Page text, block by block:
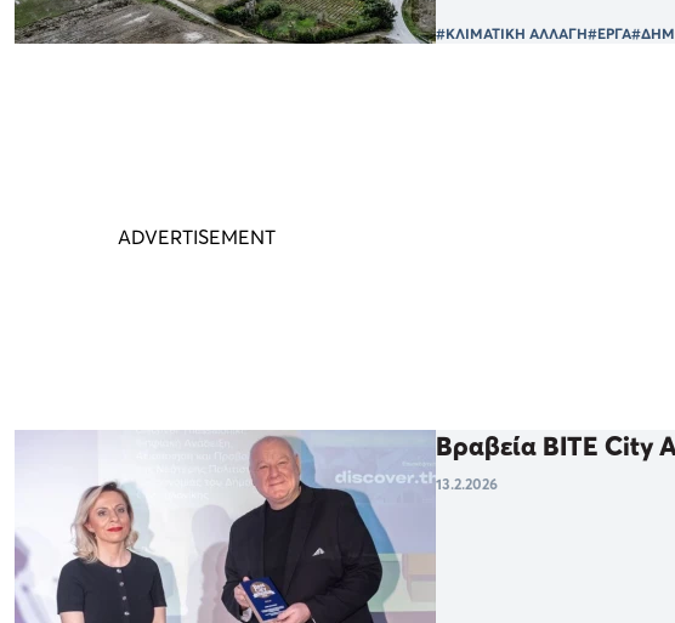
#ΚΛΙΜΑΤΙΚΗ ΑΛΛΑΓΗ#ΕΡΓΑ
Βραβεία BITE City
13.2.2026